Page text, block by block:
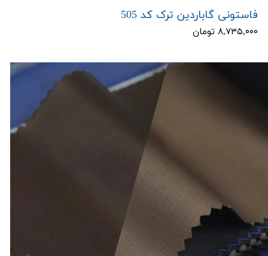
فاستونی گاباردین ترک کد 505
۸,۷۳۵,۰۰۰ تومان